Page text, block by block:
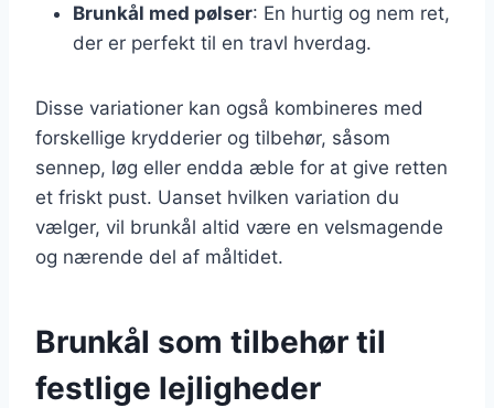
Brunkål med pølser: En hurtig og nem ret,
der er perfekt til en travl hverdag.
Disse variationer kan også kombineres med
forskellige krydderier og tilbehør, såsom
sennep, løg eller endda æble for at give retten
et friskt pust. Uanset hvilken variation du
vælger, vil brunkål altid være en velsmagende
og nærende del af måltidet.
Brunkål som tilbehør til
festlige lejligheder